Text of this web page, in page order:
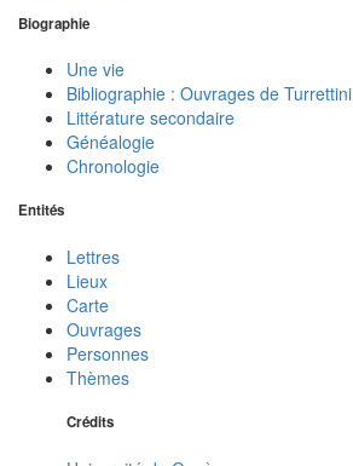
Biographie
Une vie
Bibliographie : Ouvrages de Turrettini
Littérature secondaire
Généalogie
Chronologie
Entités
Lettres
Lieux
Carte
Ouvrages
Personnes
Thèmes
Crédits